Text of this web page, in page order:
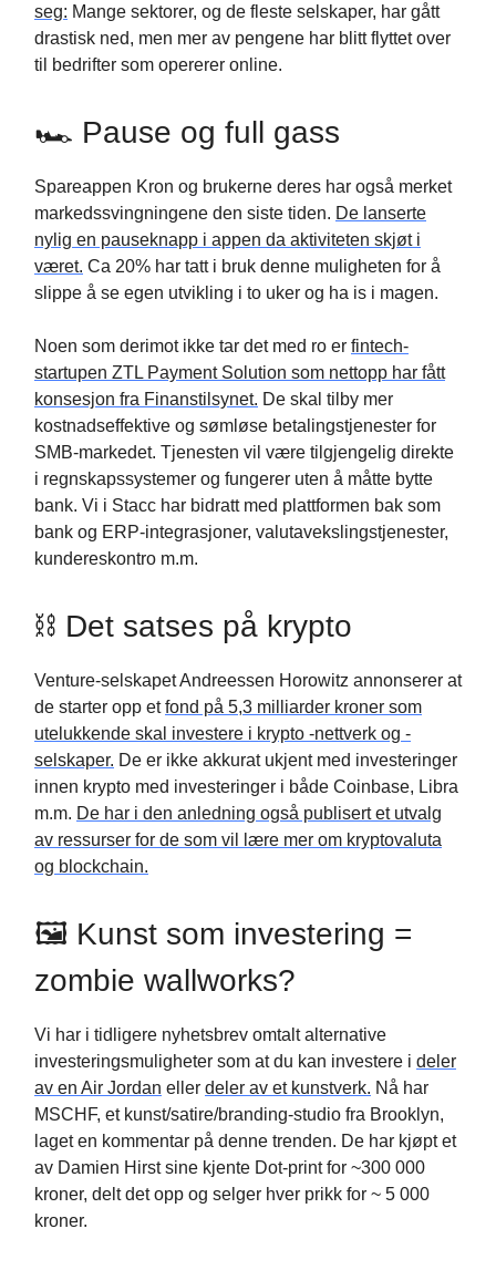
seg: Mange sektorer, og de fleste selskaper, har gått
drastisk ned, men mer av pengene har blitt flyttet over
til bedrifter som opererer online.
🏎 Pause og full gass
Spareappen Kron og brukerne deres har også merket
markedssvingningene den siste tiden. De lanserte
nylig en pauseknapp i appen da aktiviteten skjøt i
været. Ca 20% har tatt i bruk denne muligheten for å
slippe å se egen utvikling i to uker og ha is i magen.
Noen som derimot ikke tar det med ro er fintech-
startupen ZTL Payment Solution som nettopp har fått
konsesjon fra Finanstilsynet. De skal tilby mer
kostnadseffektive og sømløse betalingstjenester for
SMB-markedet. Tjenesten vil være tilgjengelig direkte
i regnskapssystemer og fungerer uten å måtte bytte
bank. Vi i Stacc har bidratt med plattformen bak som
bank og ERP-integrasjoner, valutavekslingstjenester,
kundereskontro m.m.
⛓ Det satses på krypto
Venture-selskapet Andreessen Horowitz annonserer at
de starter opp etfond på 5,3 milliarder kroner som
utelukkende skal investere i krypto -nettverk og -
selskaper. De er ikke akkurat ukjent med investeringer
innen krypto med investeringer i både Coinbase, Libra
m.m. De har i den anledning også publisert et utvalg
av ressurser for de som vil lære mer om kryptovaluta
og blockchain.
🖼 Kunst som investering =
zombie wallworks?
Vi har i tidligere nyhetsbrev omtalt alternative
investeringsmuligheter som at du kan investere i deler
av en Air Jordan eller deler av et kunstverk. Nå har
MSCHF, et kunst/satire/branding-studio fra Brooklyn,
laget en kommentar på denne trenden. De har kjøpt et
av Damien Hirst sine kjente Dot-print for ~300 000
kroner, delt det opp og selger hver prikk for ~ 5 000
kroner.